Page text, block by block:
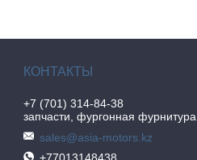
+7 (701) 314-84-38
запчасти, фургонная фурнитура
sales@asia-motors.kz